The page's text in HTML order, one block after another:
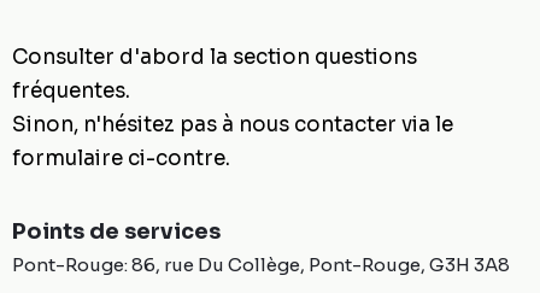
Consulter d'abord la section questions
fréquentes.
Sinon, n'hésitez pas à nous contacter via le
formulaire ci-contre.
Points de services
Pont-Rouge: 86, rue Du Collège, Pont-Rouge, G3H 3A8